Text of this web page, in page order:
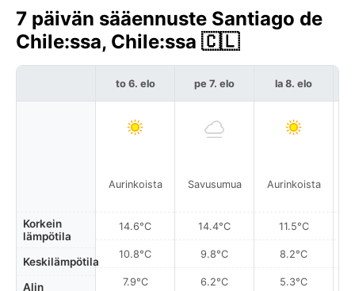
7 päivän sääennuste Santiago de
Chile:ssa, Chile:ssa 🇨🇱
Korkein
lämpötila
Keskilämpötila
Alin
to 6. elo
Aurinkoista
14.6°C
10.8°C
7.9°C
pe 7. elo
Savusumua
14.4°C
9.8°C
6.2°C
la 8. elo
Aurinkoista
11.5°C
8.2°C
5.3°C